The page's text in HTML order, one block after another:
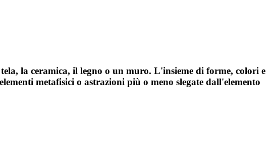
la ceramica, il legno o un muro. L'insieme di forme, colori e
metafisici o astrazioni più o meno slegate dall'elemento